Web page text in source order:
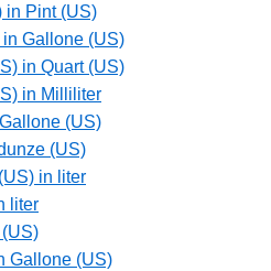
in Pint (US)
Gallone (US)
in Quart (US)
in Milliliter
(US)
(US)
in liter
liter
Gallone (US)